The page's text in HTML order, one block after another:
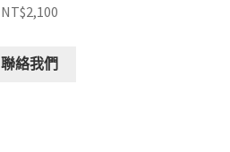
NT$2,100
聯絡我們